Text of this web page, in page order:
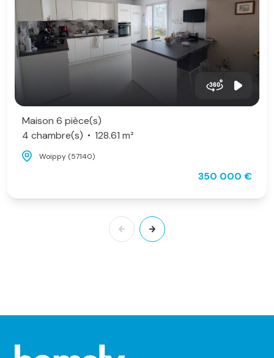
Maison 6 pièce(s)
4 chambre(s)
128.61 m²
Woippy (57140)
350 000 €